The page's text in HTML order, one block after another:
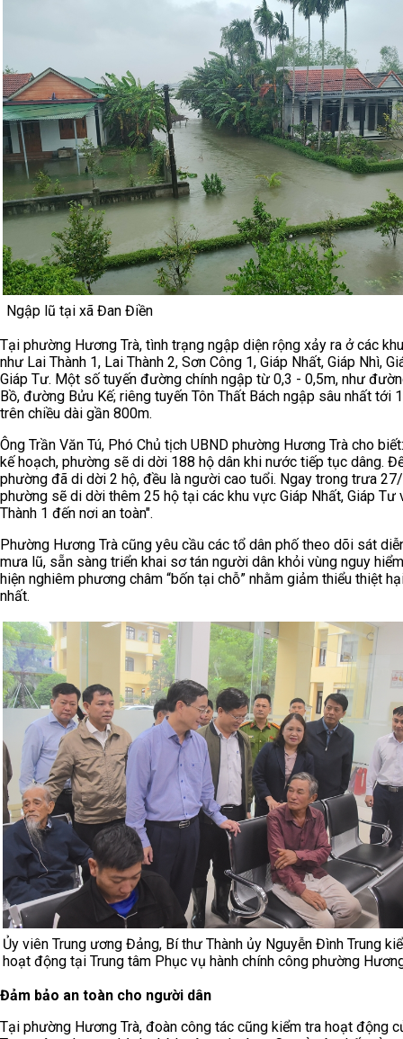
Ngập lũ tại xã Đan Điền
Tại phường Hương Trà, tình trạng ngập diện rộng xảy ra ở các
như Lai Thành 1, Lai Thành 2, Sơn Công 1, Giáp Nhất, Giáp Nhì,
Giáp Tư. Một số tuyến đường chính ngập từ 0,3 - 0,5m, như
Bồ, đường Bửu Kế; riêng tuyến Tôn Thất Bách ngập sâu nhất tới
trên chiều dài gần 800m.
Ông Trần Văn Tú, Phó Chủ tịch UBND phường Hương Trà cho
kế hoạch, phường sẽ di dời 188 hộ dân khi nước tiếp tục dâng.
phường đã di dời 2 hộ, đều là người cao tuổi. Ngay trong trưa
phường sẽ di dời thêm 25 hộ tại các khu vực Giáp Nhất, Giáp Tư
Thành 1 đến nơi an toàn".
Phường Hương Trà cũng yêu cầu các tổ dân phố theo dõi sát
mưa lũ, sẵn sàng triển khai sơ tán người dân khỏi vùng nguy
hiện nghiêm phương châm “bốn tại chỗ” nhằm giảm thiểu thiệt
nhất.
Ủy viên Trung ương Đảng, Bí thư Thành ủy Nguyễn Đình Trung
hoạt động tại Trung tâm Phục vụ hành chính công phường
Đảm bảo an toàn cho người dân
Tại phường Hương Trà, đoàn công tác cũng kiểm tra hoạt động